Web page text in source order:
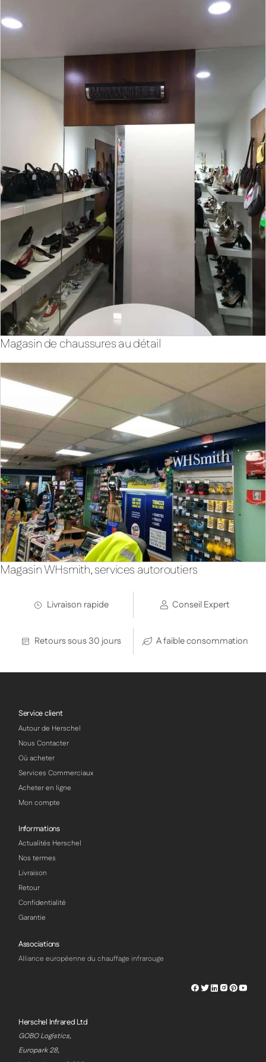
Magasin de chaussures au détail
Magasin WHsmith, services autoroutiers
Livraison rapide Conseil Expert
Retours sous 30 jours A faible consommation
Service client
Autour de Herschel
Nous Contacter
Où acheter
Services Commerciaux
Acheter en ligne
Mon compte
Informations
Actualités Herschel
Nos termes
Livraison
Retour
Confidentialité
Garantie
Associations
Alliance européenne du chauffage infrarouge
Herschel
Herschel
Herschel
Herschel
Herschel
Herschel Infrared Ltd
GOBO Logistics,
Europark 28,